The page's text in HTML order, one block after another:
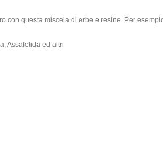
con questa miscela di erbe e resine. Per
Assafetida ed altri